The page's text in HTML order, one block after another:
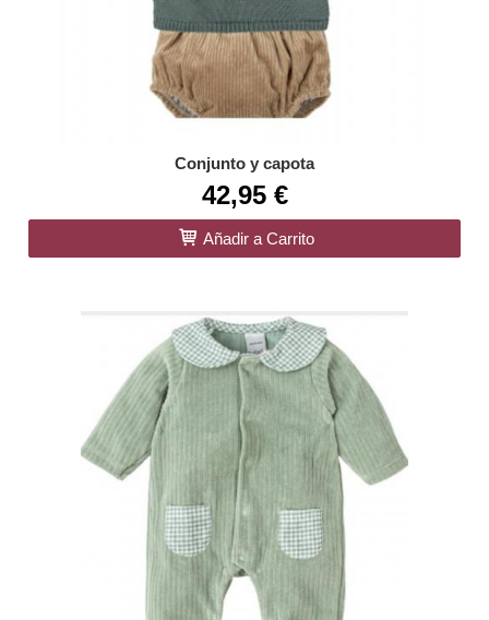
Conjunto y capota
42,95 €
Añadir a Carrito